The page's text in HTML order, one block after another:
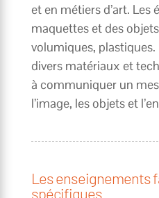
et en métiers d’art. Les
maquettes et des
volumiques,
divers matériaux et
à communiquer un
l’image, les objets et
Les enseignements
spécifiques